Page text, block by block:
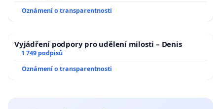
Oznámení o transparentnosti
Vyjádření podpory pro udělení milosti – Denis
1 749 podpisů
Oznámení o transparentnosti